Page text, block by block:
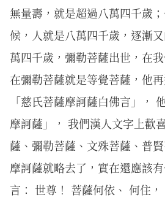
無量壽，就是超過八萬四千歲
候，人就是八萬四千歲，逐漸
萬四千歲，彌勒菩薩出世，在
在彌勒菩薩就是等覺菩薩，他
「慈氏菩薩摩訶薩白佛言」，
摩訶薩」， 我們漢人文字上歡
薩、彌勒菩薩、文殊菩薩、普
摩訶薩就略去了，實在還應該
言： 世尊！ 菩薩何依、 何住，